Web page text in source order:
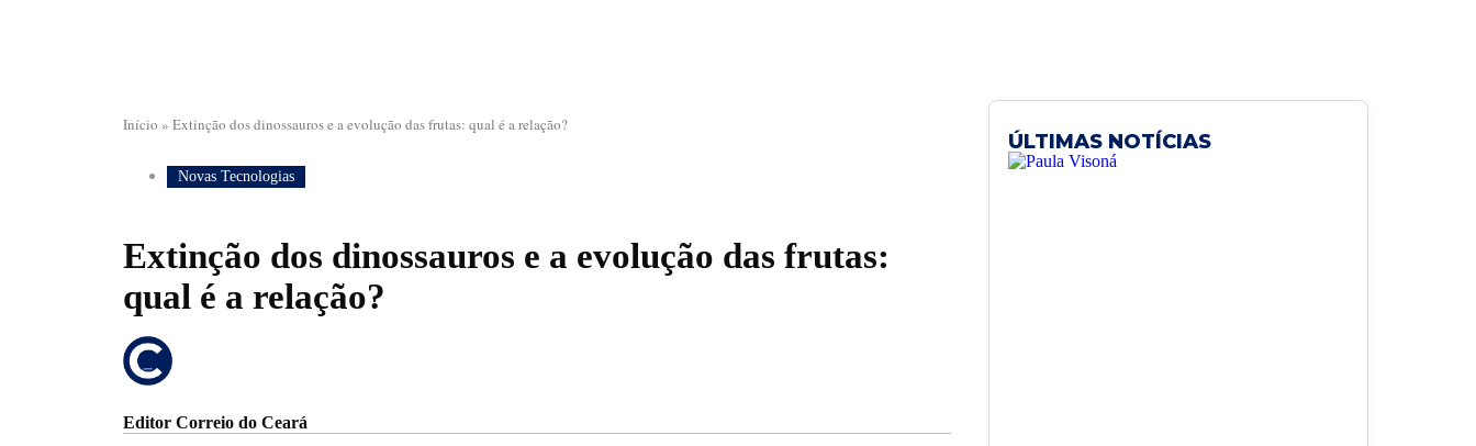
Início » Extinção dos dinossauros e a evolução das frutas: qual é a relação?
Novas Tecnologias
Extinção dos dinossauros e a evolução das frutas:
qual é a relação?
Editor Correio do Ceará
ÚLTIMAS NOTÍCIAS